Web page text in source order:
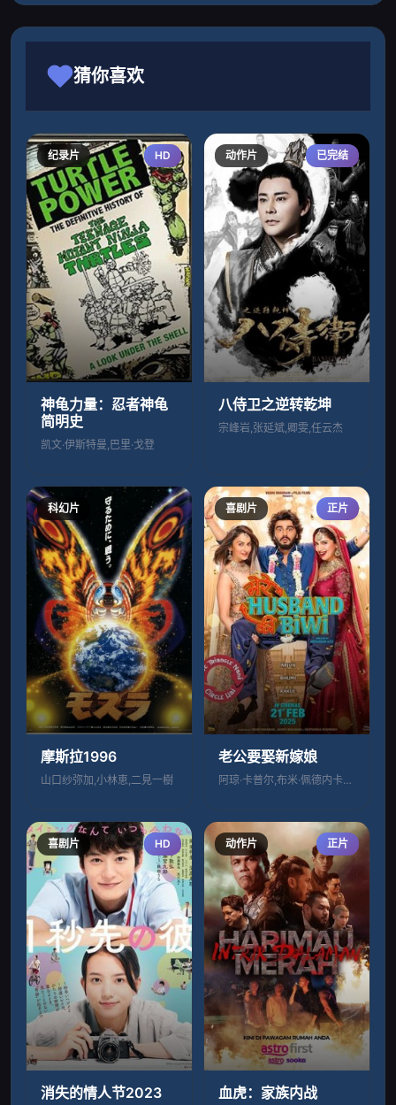
猜你喜欢
纪录片 HD
神龟力量：忍者神龟
简明史
凯文·伊斯特曼,巴里·戈登
动作片 已完结
八侍卫之逆转乾坤
宗峰岩,张延斌,卿雯,任云杰
科幻片
摩斯拉1996
山口纱弥加,小林恵,二見一樹
喜剧片 正片
老公要娶新嫁娘
阿琼·卡普尔,布米·佩德内卡尔,拉库尔·
喜剧片 HD
消失的情人节2023
动作片 正片
血虎：家族内战